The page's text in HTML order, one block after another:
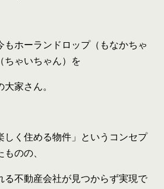
もホーランドロップ（もなかちゃ
ちゃいちゃん）を
家さん。
しく住める物件」というコンセプ
のの、
る不動産会社が見つからず実現で